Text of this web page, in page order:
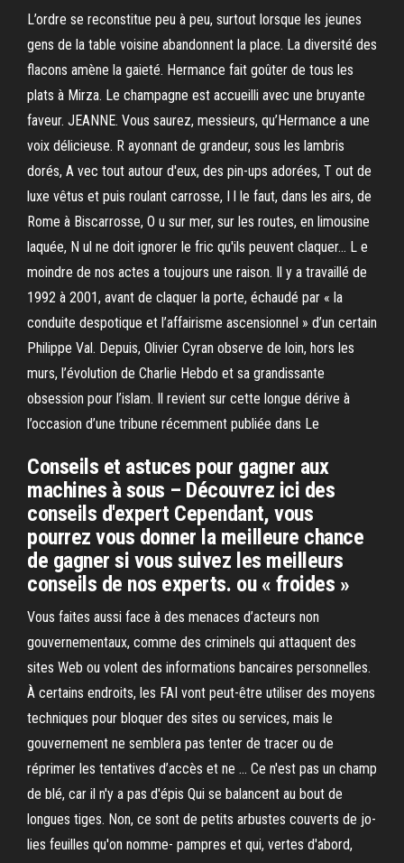
L’ordre se reconstitue peu à peu, surtout lorsque les jeunes
gens de la table voisine abandonnent la place. La diversité des
flacons amène la gaieté. Hermance fait goûter de tous les
plats à Mirza. Le champagne est accueilli avec une bruyante
faveur. JEANNE. Vous saurez, messieurs, qu’Hermance a une
voix délicieuse. R ayonnant de grandeur, sous les lambris
dorés, A vec tout autour d'eux, des pin-ups adorées, T out de
luxe vêtus et puis roulant carrosse, I l le faut, dans les airs, de
Rome à Biscarrosse, O u sur mer, sur les routes, en limousine
laquée, N ul ne doit ignorer le fric qu'ils peuvent claquer… L e
moindre de nos actes a toujours une raison. Il y a travaillé de
1992 à 2001, avant de claquer la porte, échaudé par « la
conduite despotique et l’affairisme ascensionnel » d’un certain
Philippe Val. Depuis, Olivier Cyran observe de loin, hors les
murs, l’évolution de Charlie Hebdo et sa grandissante
obsession pour l’islam. Il revient sur cette longue dérive à
l’occasion d’une tribune récemment publiée dans Le
Conseils et astuces pour gagner aux
machines à sous – Découvrez ici des
conseils d'expert Cependant, vous
pourrez vous donner la meilleure chance
de gagner si vous suivez les meilleurs
conseils de nos experts. ou « froides »
Vous faites aussi face à des menaces d’acteurs non
gouvernementaux, comme des criminels qui attaquent des
sites Web ou volent des informations bancaires personnelles.
À certains endroits, les FAI vont peut-être utiliser des moyens
techniques pour bloquer des sites ou services, mais le
gouvernement ne semblera pas tenter de tracer ou de
réprimer les tentatives d’accès et ne … Ce n'est pas un champ
de blé, car il n'y a pas d'épis Qui se balancent au bout de
longues tiges. Non, ce sont de petits arbustes couverts de jo­
lies feuilles qu'on nomme- pampres et qui, vertes d'abord,